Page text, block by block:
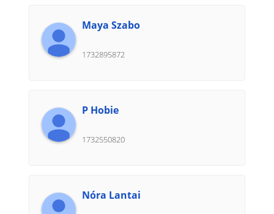
Maya Szabo
1732895872
P Hobie
1732550820
Nóra Lantai